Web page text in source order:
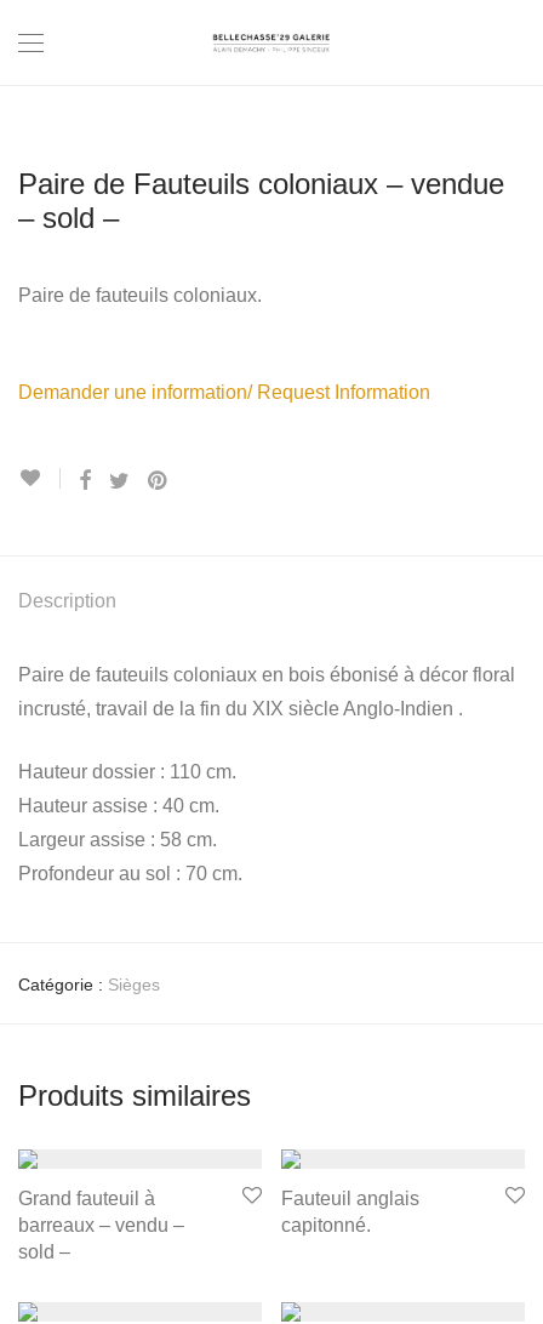
Paire de Fauteuils coloniaux – vendue
– sold –
Paire de fauteuils coloniaux.
Demander une information/ Request Information
Description
Paire de fauteuils coloniaux en bois ébonisé à décor floral
incrusté, travail de la fin du XIX siècle Anglo-Indien .
Hauteur dossier : 110 cm.
Hauteur assise : 40 cm.
Largeur assise : 58 cm.
Profondeur au sol : 70 cm.
Catégorie : Sièges
Produits similaires
Grand fauteuil à
barreaux – vendu –
sold –
Fauteuil anglais
capitonné.